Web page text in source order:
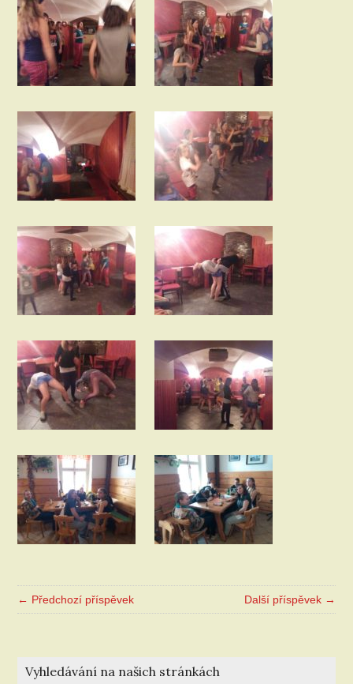
← Předchozí příspěvek Další příspěvek →
Vyhledávání na našich stránkách